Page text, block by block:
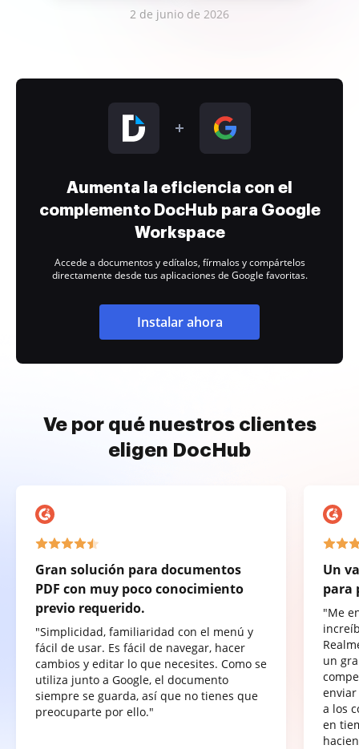
2 de junio de 2026
Aumenta la eficiencia con el
complemento DocHub para Google
Workspace
Accede a documentos y edítalos, fírmalos y compártelos
directamente desde tus aplicaciones de Google favoritas.
Instalar ahora
Ve por qué nuestros clientes
eligen DocHub
Gran solución para documentos
PDF con muy poco conocimiento
previo requerido.
"Simplicidad, familiaridad con el menú y
fácil de usar. Es fácil de navegar, hacer
cambios y editar lo que necesites. Como se
utiliza junto a Google, el documento
siempre se guarda, así que no tienes que
preocuparte por ello."
Un
para
"Me
un
a los
en